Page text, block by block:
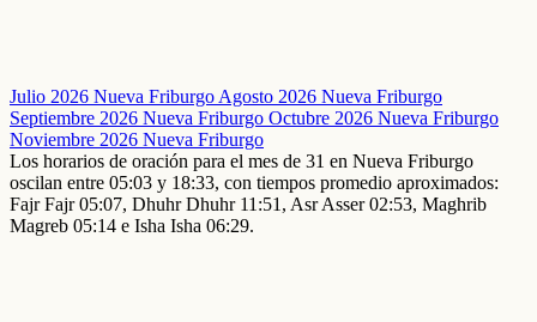
Julio 2026 Nueva Friburgo Agosto 2026 Nueva Friburgo
Septiembre 2026 Nueva Friburgo Octubre 2026 Nueva Friburgo
Noviembre 2026 Nueva Friburgo
Los horarios de oración para el mes de 31 en Nueva Friburgo
oscilan entre 05:03 y 18:33, con tiempos promedio aproximados:
Fajr Fajr 05:07, Dhuhr Dhuhr 11:51, Asr Asser 02:53, Maghrib
Magreb 05:14 e Isha Isha 06:29.